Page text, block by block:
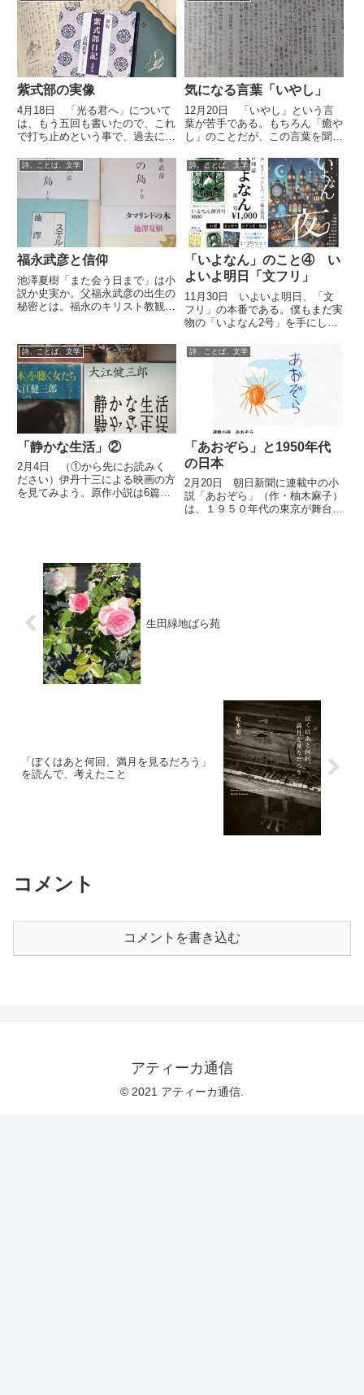
紫式部の実像
4月18日 「光る君へ」について
は、もう五回も書いたので、これ
で打ち止めという事で、過去に書
ご容赦いただきたい。僕はこのド
ラマを大変楽しんでいるが、ここ
に描かれた紫式部は実物とはかな
り違うと言わざるを得ない。そ...
気になる言葉「いやし」
12月20日 「いやし」という言
葉が苦手である。もちろん「癒や
し」のことだが、この言葉を聞く
しまう。実際、僕が最も信頼して
いる辞書である、小学館の国語大
辞典には、「卑し」はあるが「癒
やし」は載っていない。手近の...
詩、ことば、文学
福永武彦と信仰
池澤夏樹「また会う日まで」は小
説か史実か。父福永武彦の出生の
秘密とは。福永のキリスト教観と
詩、ことば、文学
「いよなん」のこと④ い
よいよ明日「文フリ」
11月30日 いよいよ明日、「文
フリ」の本番である。僕もまだ実
物の「いよなん2号」を手にして
したが、ｎｏｔｅとＸで僕の掲載
作品も本文サンプルと共に紹介し
てもらっている。 まあ、僕の作
品は「正統派のファンタジー」...
詩、ことば、文学
「静かな生活」②
2月4日 （①から先にお読みく
ださい）伊丹十三による映画の方
を見てみよう。原作小説は6篇の
詩、ことば、文学
「あおぞら」と1950年代
の日本
2月20日 朝日新聞に連載中の小
説「あおぞら」（作・柚木麻子）
は、１９５０年代の東京が舞台
生田緑地ばら苑
「ぼくはあと何回、満月を見るだろう」
を読んで、考えたこと
コメント
コメントを書き込む
アティーカ通信
© 2021 アティーカ通信.